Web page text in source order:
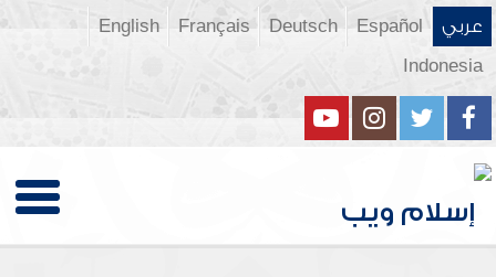
عربي Español
Deutsch
Français
English
Indonesia